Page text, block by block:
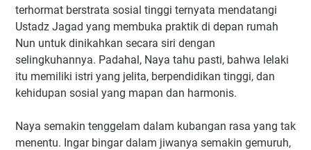
terhormat berstrata sosial tinggi ternyata mendatangi
Ustadz Jagad yang membuka praktik di depan rumah
Nun untuk dinikahkan secara siri dengan
selingkuhannya. Padahal, Naya tahu pasti, bahwa lelaki
itu memiliki istri yang jelita, berpendidikan tinggi, dan
kehidupan sosial yang mapan dan harmonis.
Naya semakin tenggelam dalam kubangan rasa yang tak
menentu. Ingar bingar dalam jiwanya semakin gemuruh,